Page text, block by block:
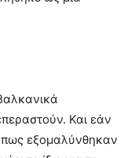
Και εάν
εξομαλύνθηκαν